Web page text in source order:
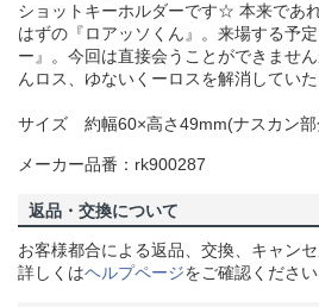
ショットキーホルダーです☆ 本来であ
はずの『ロアッソくん』。来場する予
ー』。今回は直接会うことができませ
んロス、ゆないくーロスを解消していた
サイズ 約幅60×高さ49mm(ナスカン部
メーカー品番：rk900287
返品・交換について
お客様都合による返品、交換、キャン
詳しくはヘルプページをご確認ください